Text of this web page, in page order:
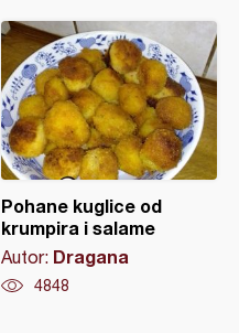
Pohane kuglice od
krumpira i salame
Autor: Dragana
4848